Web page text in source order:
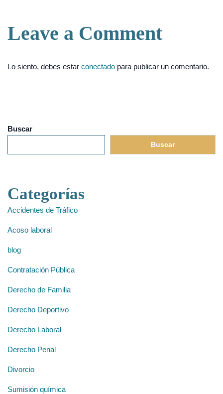
Leave a Comment
Lo siento, debes estar conectado para publicar un comentario.
Buscar
Buscar
Categorías
Accidentes de Tráfico
Acoso laboral
blog
Contratación Pública
Derecho de Familia
Derecho Deportivo
Derecho Laboral
Derecho Penal
Divorcio
Sumisión química